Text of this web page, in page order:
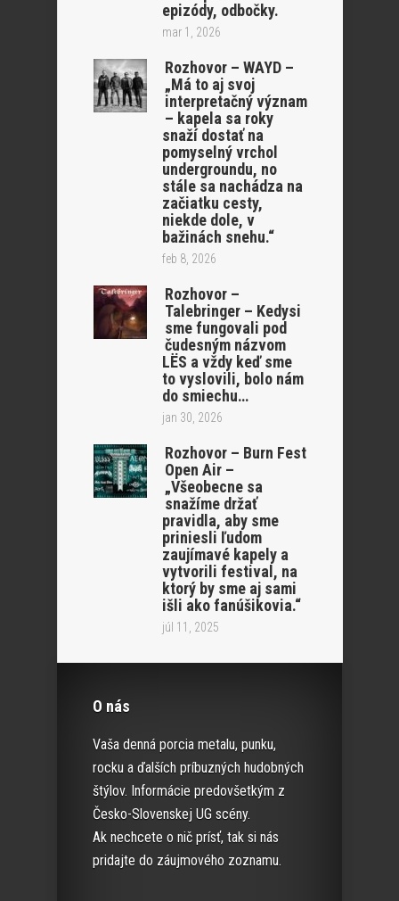
epizódy, odbočky.
mar 1, 2026
Rozhovor – WAYD –
„Má to aj svoj
interpretačný význam
– kapela sa roky
snaží dostať na
pomyselný vrchol
undergroundu, no
stále sa nachádza na
začiatku cesty,
niekde dole, v
bažinách snehu.“
feb 8, 2026
Rozhovor –
Talebringer – Kedysi
sme fungovali pod
čudesným názvom
LËS a vždy keď sme
to vyslovili, bolo nám
do smiechu…
jan 30, 2026
Rozhovor – Burn Fest
Open Air –
„Všeobecne sa
snažíme držať
pravidla, aby sme
priniesli ľudom
zaujímavé kapely a
vytvorili festival, na
ktorý by sme aj sami
išli ako fanúšikovia.“
júl 11, 2025
O nás
Vaša denná porcia metalu, punku,
rocku a ďalších príbuzných hudobných
štýlov. Informácie predovšetkým z
Česko-Slovenskej UG scény.
Ak nechcete o nič prísť, tak si nás
pridajte do záujmového zoznamu.